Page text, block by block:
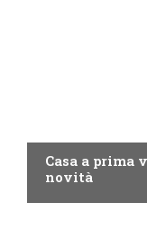
Casa a prima
novità